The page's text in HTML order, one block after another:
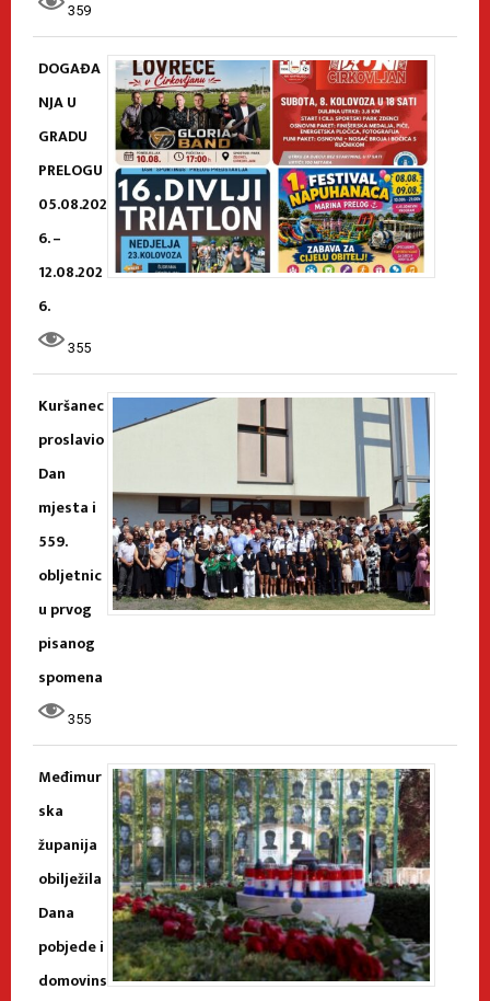
359
DOGAĐA
NJA U
GRADU
PRELOGU
05.08.202
6. –
12.08.202
6.
355
Kuršanec
proslavio
Dan
mjesta i
559.
obljetnic
u prvog
pisanog
spomena
355
Međimur
ska
županija
obilježila
Dana
pobjede i
domovins